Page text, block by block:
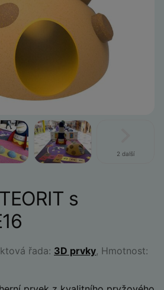
2 další
s
řada: 3D prvky, Hmotnost: